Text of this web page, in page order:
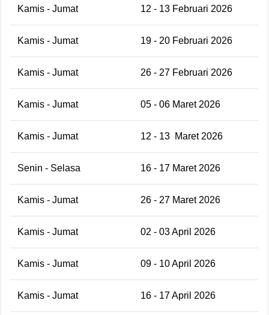
Kamis - Jumat 12 - 13 Februari 2026
Kamis - Jumat 19 - 20 Februari 2026
Kamis - Jumat 26 - 27 Februari 2026
Kamis - Jumat 05 - 06 Maret 2026
Kamis - Jumat 12 - 13 Maret 2026
Senin - Selasa 16 - 17 Maret 2026
Kamis - Jumat 26 - 27 Maret 2026
Kamis - Jumat 02 - 03 April 2026
Kamis - Jumat 09 - 10 April 2026
Kamis - Jumat 16 - 17 April 2026